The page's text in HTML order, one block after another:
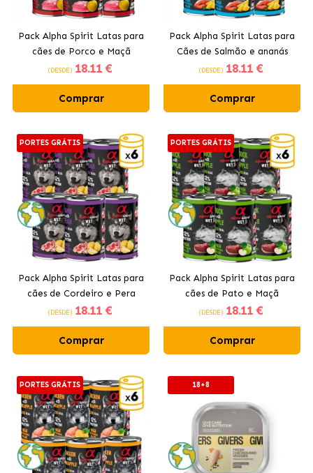
Pack Alpha Spirit Latas para
cães de Porco e Maçã
(DESDE) 18.11 €
Comprar
Pack Alpha Spirit Latas para
Cães de Salmão e ananás
(DESDE) 18.11 €
Comprar
PORTES GRÁTIS
Pack Alpha Spirit Latas para
cães de Cordeiro e Pera
(DESDE) 18.11 €
Comprar
PORTES GRÁTIS
Pack Alpha Spirit Latas para
cães de Pato e Maçã
(DESDE) 18.11 €
Comprar
PORTES GRÁTIS 18+8